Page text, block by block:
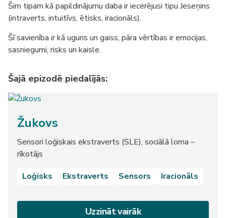
Šim tipam kā papildinājumu daba ir iecerējusi tipu Jeseņins
(intraverts, intuitīvs, ētisks, iracionāls).
Šī savienība ir kā uguns un gaiss, pāra vērtības ir emocijas,
sasniegumi, risks un kaisle.
Šajā epizodē piedalījās:
Žukovs
Sensori loģiskais ekstraverts (SLE), sociālā loma –
rīkotājs
Loģisks
Ekstraverts Sensors Iracionāls
Uzzināt vairāk